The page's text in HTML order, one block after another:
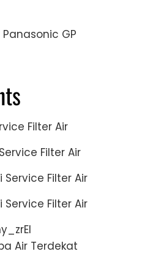
GP
Filter Air
Service Filter Air
Service Filter Air
Service Filter Air
Air Terdekat